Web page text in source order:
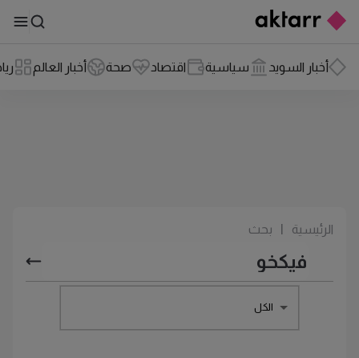
أخبار السويد سياسية اقتصاد صحة أخبار العالم
الرئيسية بحث
الكل